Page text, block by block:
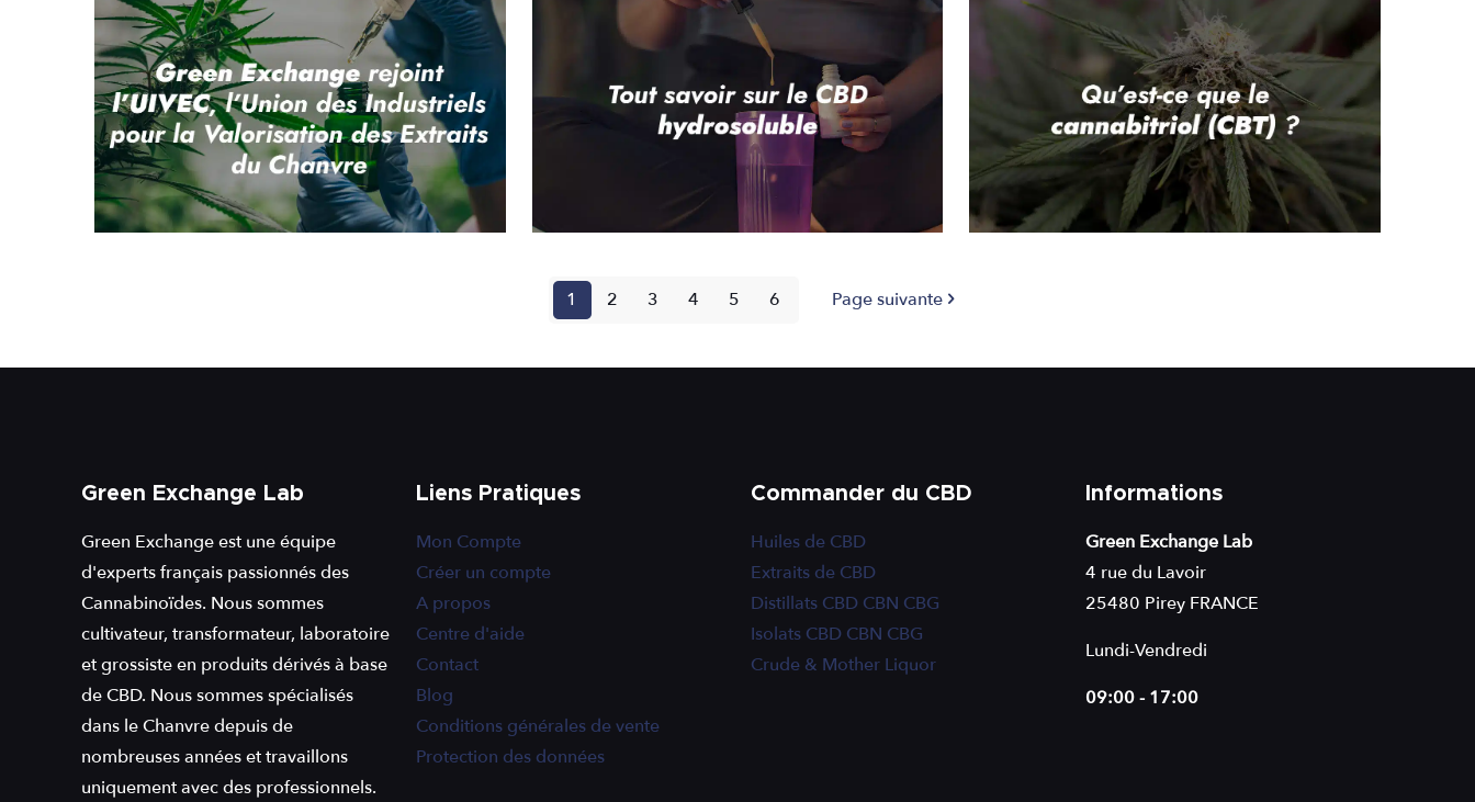
1 2 3 4 5 6 Page suivante
Green Exchange Lab
Green Exchange est une équipe
d'experts français passionnés des
Cannabinoïdes. Nous sommes
cultivateur, transformateur, laboratoire
et grossiste en produits dérivés à base
de CBD. Nous sommes spécialisés
dans le Chanvre depuis de
nombreuses années et travaillons
uniquement avec des professionnels.
Liens Pratiques
Mon Compte
Créer un compte
A propos
Centre d'aide
Contact
Blog
Conditions générales de vente
Protection des données
Commander du CBD
Huiles de CBD
Extraits de CBD
Distillats CBD CBN CBG
Isolats CBD CBN CBG
Crude & Mother Liquor
Informations
Green Exchange Lab
4 rue du Lavoir
25480 Pirey FRANCE
Lundi-Vendredi
09:00 - 17:00